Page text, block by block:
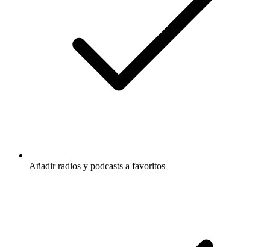
Añadir radios y podcasts a favoritos